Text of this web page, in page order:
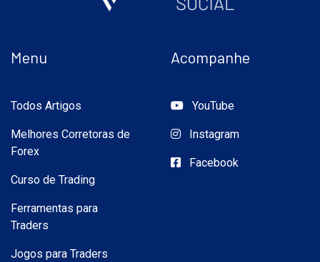
Menu
Todos Artigos
Melhores Corretoras de
Forex
Curso de Trading
Ferramentas para
Traders
Jogos para Traders
Acompanhe
YouTube
Instagram
Facebook